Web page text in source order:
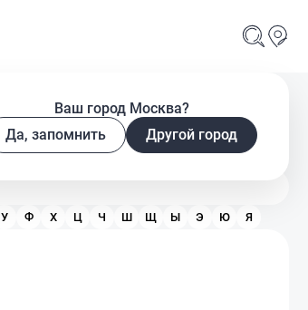
Ваш город Москва?
Да, запомнить
Другой город
У Ф Х Ц Ч Ш Щ Ы Э Ю Я